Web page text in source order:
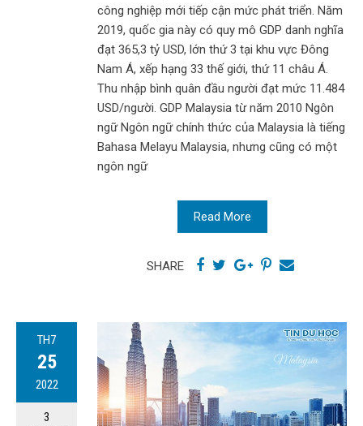
công nghiệp mới tiếp cận mức phát triển. Năm
2019, quốc gia này có quy mô GDP danh nghĩa
đạt 365,3 tỷ USD, lớn thứ 3 tại khu vực Đông
Nam Á, xếp hạng 33 thế giới, thứ 11 châu Á.
Thu nhập bình quân đầu người đạt mức 11.484
USD/người. GDP Malaysia từ năm 2010 Ngôn
ngữ Ngôn ngữ chính thức của Malaysia là tiếng
Bahasa Melayu Malaysia, nhưng cũng có một
ngôn ngữ
Read More
SHARE
TH7
25
2022
3